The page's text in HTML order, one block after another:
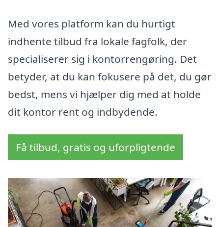
Med vores platform kan du hurtigt
indhente tilbud fra lokale fagfolk, der
specialiserer sig i kontorrengøring. Det
betyder, at du kan fokusere på det, du gør
bedst, mens vi hjælper dig med at holde
dit kontor rent og indbydende.
Få tilbud, gratis og uforpligtende